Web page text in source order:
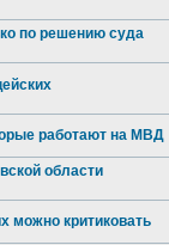
по решению суда
работают на МВД
области
можно критиковать